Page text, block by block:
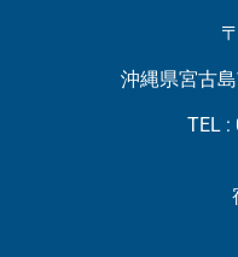
沖縄県宮古
TEL :